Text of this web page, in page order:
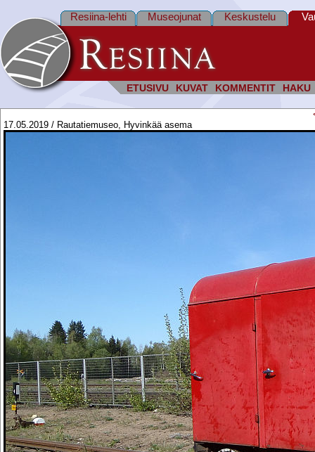
ETUSIVU KUVAT KOMMENTIT HAKU
Resiina-lehti Museojunat Keskustelu
17.05.2019 / Rautatiemuseo, Hyvinkää asema